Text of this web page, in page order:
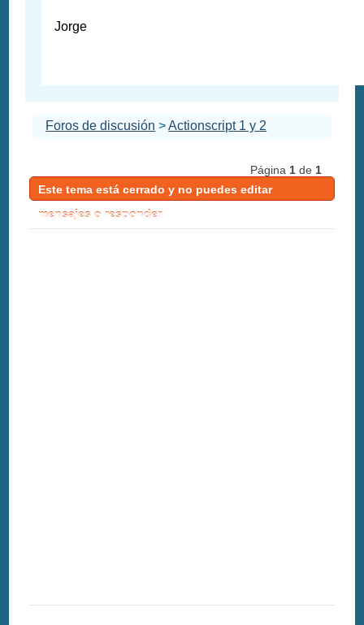
Jorge
Foros de discusión >Actionscript 1 y 2
Página 1de 1
Este tema está cerrado y no puedes editar
mensajes o responder